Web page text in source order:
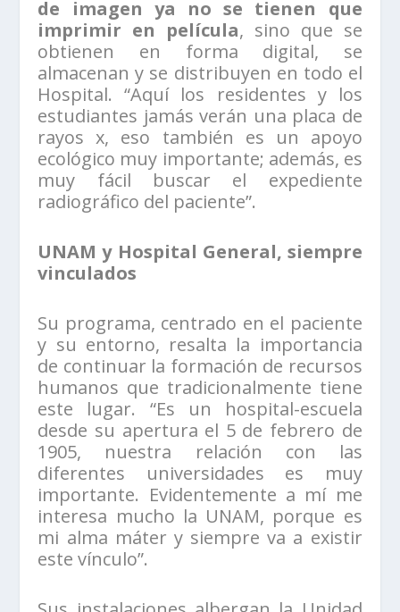
de imagen ya no se tienen que
imprimir en película, sino que se
obtienen en forma digital, se
almacenan y se distribuyen en todo el
Hospital. “Aquí los residentes y los
estudiantes jamás verán una placa de
rayos x, eso también es un apoyo
ecológico muy importante; además, es
muy fácil buscar el expediente
radiográfico del paciente”.
UNAM y Hospital General, siempre
vinculados
Su programa, centrado en el paciente
y su entorno, resalta la importancia
de continuar la formación de recursos
humanos que tradicionalmente tiene
este lugar. “Es un hospital-escuela
desde su apertura el 5 de febrero de
1905, nuestra relación con las
diferentes universidades es muy
importante. Evidentemente a mí me
interesa mucho la UNAM, porque es
mi alma máter y siempre va a existir
este vínculo”.